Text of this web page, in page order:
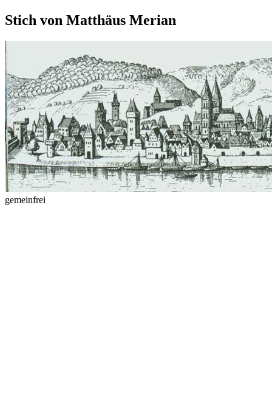
Stich von Matthäus Merian
gemeinfrei